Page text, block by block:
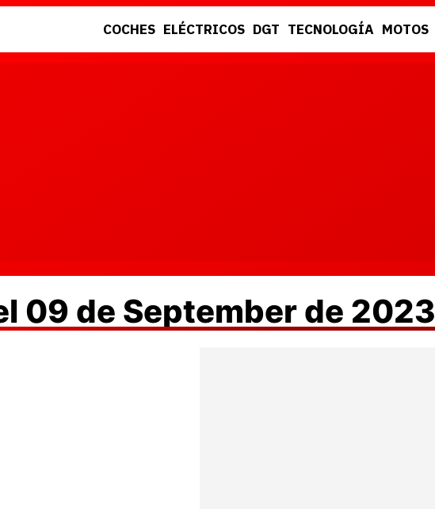
COCHES ELÉCTRICOS DGT TECNOLOGÍA MOTOS
09 de September de 2023